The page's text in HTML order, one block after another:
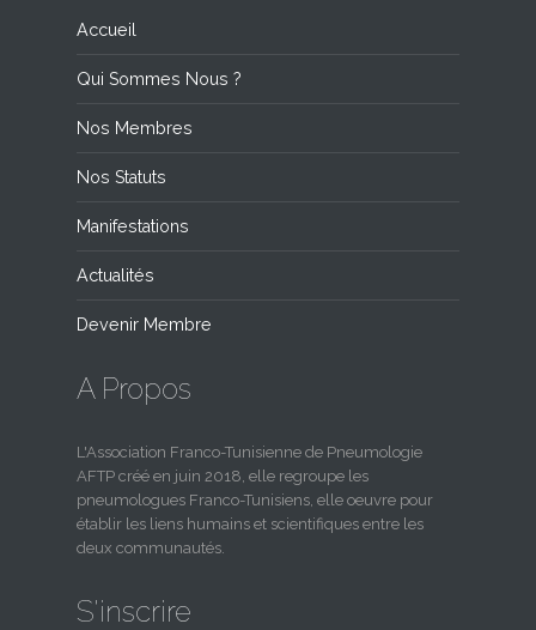
Accueil
Qui Sommes Nous ?
Nos Membres
Nos Statuts
Manifestations
Actualités
Devenir Membre
A Propos
L'Association Franco-Tunisienne de Pneumologie
AFTP créé en juin 2018, elle regroupe les
pneumologues Franco-Tunisiens, elle oeuvre pour
établir les liens humains et scientifiques entre les
deux communautés.
S'inscrire